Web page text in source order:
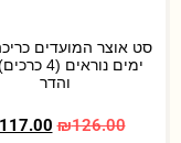
סט אוצר המועדים
ימים נוראים (4
והדר
₪126.00
117.00